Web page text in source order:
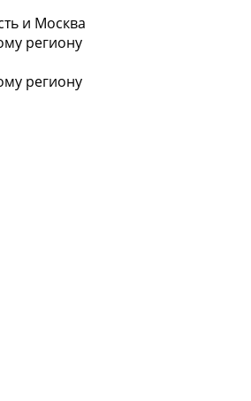
и Москва
региону
региону